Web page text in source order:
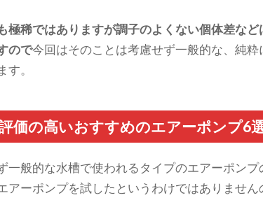
極稀ではありますが調子のよくない個体差な
ので今回はそのことは考慮せず一般的な、純
す。
価の高いおすすめのエアーポンプ6
一般的な水槽で使われるタイプのエアーポンプ
アーポンプを試したというわけではありませ